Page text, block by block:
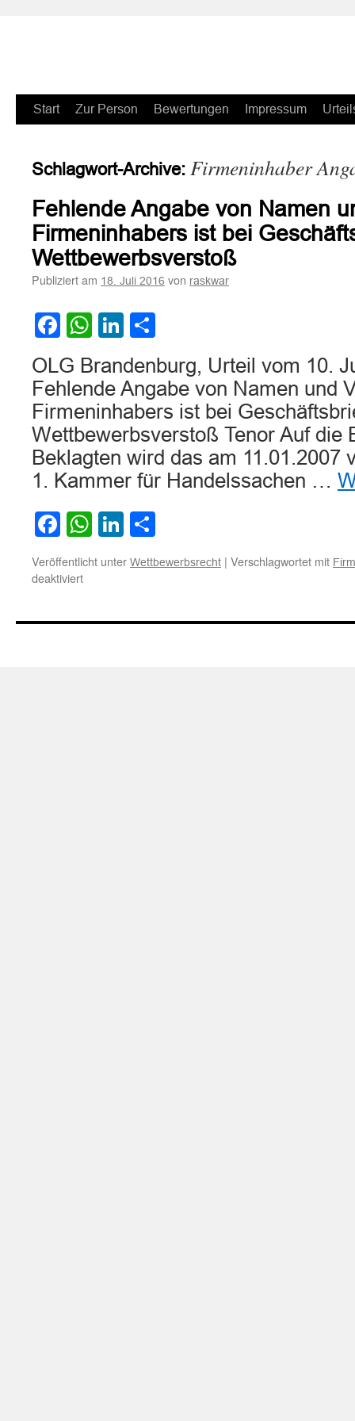
Zum
springen
Start Zur Person Bewertungen Impressum
Schlagwort-Archive: Firmeninhaber
Fehlende Angabe von Namen
Firmeninhabers ist bei
Wettbewerbsverstoß
Publiziert am 18. Juli 2016 von raskwar
Facebook
WhatsApp
LinkedIn
OLG Brandenburg, Urteil vom 10.
Fehlende Angabe von Namen und
Firmeninhabers ist bei
Wettbewerbsverstoß Tenor Auf die
Beklagten wird das am 11.01.2007
1. Kammer für Handelssachen …
Facebook
WhatsApp
LinkedIn
Veröffentlicht unter Wettbewerbsrecht | Verschlagwortet mit
deaktiviertfür
von